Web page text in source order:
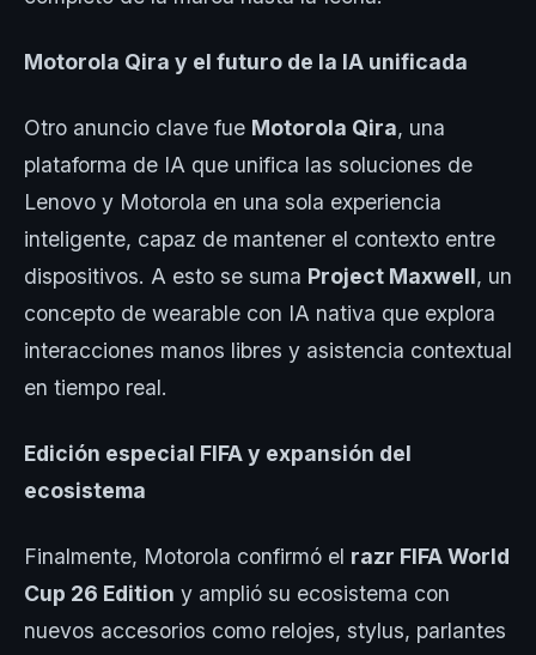
Motorola Qira y el futuro de la IA unificada
Otro anuncio clave fue Motorola Qira, una
plataforma de IA que unifica las soluciones de
Lenovo y Motorola en una sola experiencia
inteligente, capaz de mantener el contexto entre
dispositivos. A esto se suma Project Maxwell, un
concepto de wearable con IA nativa que explora
interacciones manos libres y asistencia contextual
en tiempo real.
Edición especial FIFA y expansión del
ecosistema
Finalmente, Motorola confirmó el razr FIFA World
Cup 26 Edition y amplió su ecosistema con
nuevos accesorios como relojes, stylus, parlantes